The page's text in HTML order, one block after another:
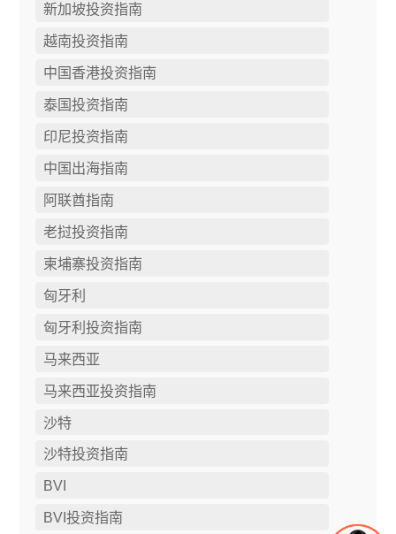
新加坡投资指南
越南投资指南
中国香港投资指南
泰国投资指南
印尼投资指南
中国出海指南
阿联酋指南
老挝投资指南
柬埔寨投资指南
匈牙利
匈牙利投资指南
马来西亚
马来西亚投资指南
沙特
沙特投资指南
BVI
BVI投资指南